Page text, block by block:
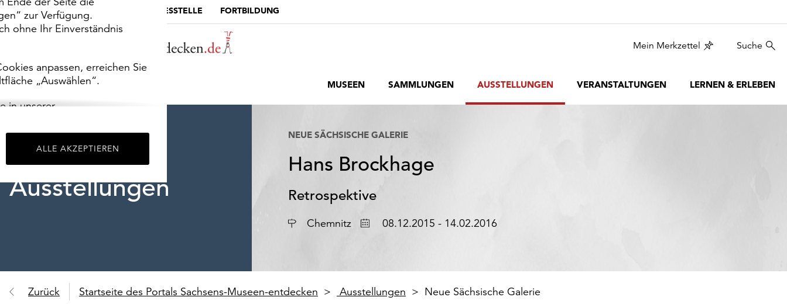
zur Verfügung.
ohne Ihr Einverständnis
anpassen, erreichen Sie
„Auswählen“.
in unserer
ALLE AKZEPTIEREN
MUSEUMSPORTAL DIE LANDESSTELLE FORTBILDUNG
Mein Merkzettel Suche
MUSEEN SAMMLUNGEN AUSSTELLUNGEN VERANSTALTUNGEN LERNEN & ERLEBEN
Ausstellungen
NEUE SÄCHSISCHE GALERIE
Hans Brockhage
Retrospektive
Ort Chemnitz Datum08.12.2015 - 14.02.2016
Zurück Startseite des Portals Sachsens-Museen-entdecken Ausstellungen Neue Sächsische Galerie